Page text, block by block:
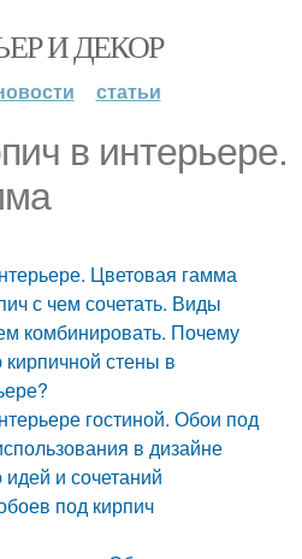
И ДЕКОР
статьи
в интерьере.
Цветовая гамма
с чем сочетать. Виды
комбинировать. Почему
стены в
гостиной. Обои под
в дизайне
и сочетаний
под кирпич